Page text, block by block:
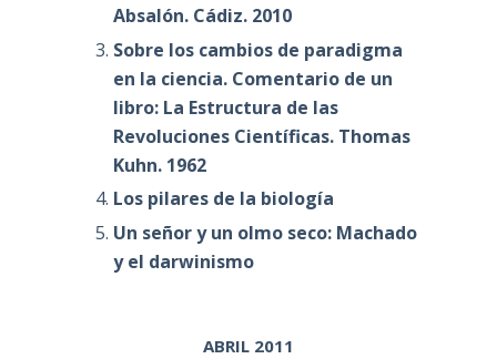
Absalón. Cádiz. 2010
Sobre los cambios de paradigma
en la ciencia. Comentario de un
libro: La Estructura de las
Revoluciones Científicas. Thomas
Kuhn. 1962
Los pilares de la biología
Un señor y un olmo seco: Machado
y el darwinismo
ABRIL 2011